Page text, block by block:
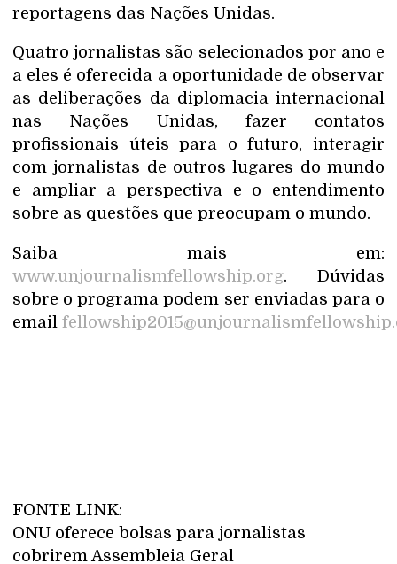
reportagens das Nações Unidas.
Quatro jornalistas são selecionados por ano e
a eles é oferecida a oportunidade de observar
as deliberações da diplomacia internacional
nas Nações Unidas, fazer contatos
profissionais úteis para o futuro, interagir
com jornalistas de outros lugares do mundo
e ampliar a perspectiva e o entendimento
sobre as questões que preocupam o mundo.
Saiba mais em:
www.unjournalismfellowship.org. Dúvidas
sobre o programa podem ser enviadas para o
email
FONTE LINK:
ONU oferece bolsas para jornalistas
cobrirem Assembleia Geral